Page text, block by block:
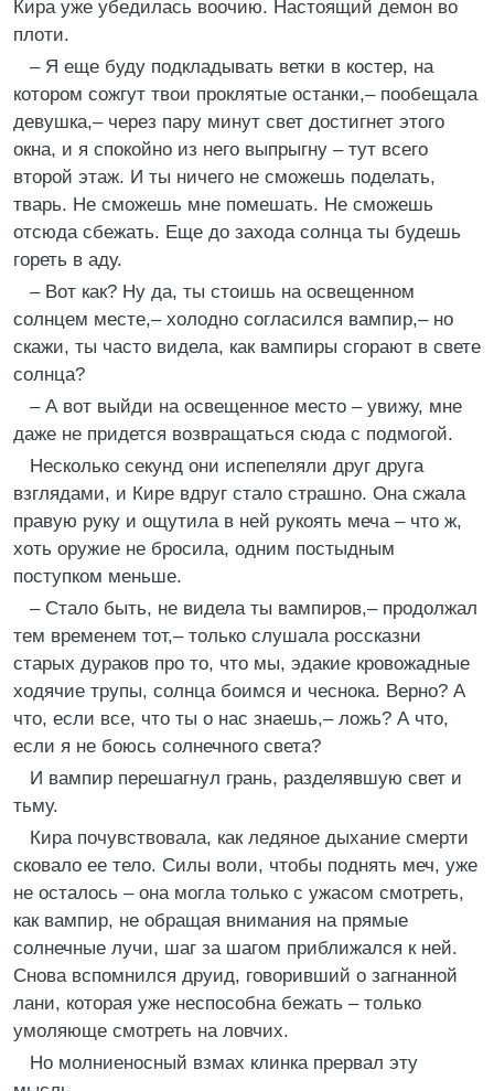
Кира уже убедилась воочию. Настоящий демон во
плоти.
– Я еще буду подкладывать ветки в костер, на
котором сожгут твои проклятые останки,– пообещала
девушка,– через пару минут свет достигнет этого
окна, и я спокойно из него выпрыгну – тут всего
второй этаж. И ты ничего не сможешь поделать,
тварь. Не сможешь мне помешать. Не сможешь
отсюда сбежать. Еще до захода солнца ты будешь
гореть в аду.
– Вот как? Ну да, ты стоишь на освещенном
солнцем месте,– холодно согласился вампир,– но
скажи, ты часто видела, как вампиры сгорают в свете
солнца?
– А вот выйди на освещенное место – увижу, мне
даже не придется возвращаться сюда с подмогой.
Несколько секунд они испепеляли друг друга
взглядами, и Кире вдруг стало страшно. Она сжала
правую руку и ощутила в ней рукоять меча – что ж,
хоть оружие не бросила, одним постыдным
поступком меньше.
– Стало быть, не видела ты вампиров,– продолжал
тем временем тот,– только слушала россказни
старых дураков про то, что мы, эдакие кровожадные
ходячие трупы, солнца боимся и чеснока. Верно? А
что, если все, что ты о нас знаешь,– ложь? А что,
если я не боюсь солнечного света?
И вампир перешагнул грань, разделявшую свет и
тьму.
Кира почувствовала, как ледяное дыхание смерти
сковало ее тело. Силы воли, чтобы поднять меч, уже
не осталось – она могла только с ужасом смотреть,
как вампир, не обращая внимания на прямые
солнечные лучи, шаг за шагом приближался к ней.
Снова вспомнился друид, говоривший о загнанной
лани, которая уже неспособна бежать – только
умоляюще смотреть на ловчих.
Но молниеносный взмах клинка прервал эту